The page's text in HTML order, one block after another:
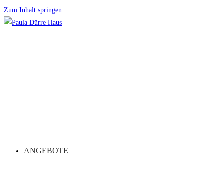
Zum Inhalt springen
ANGEBOTE